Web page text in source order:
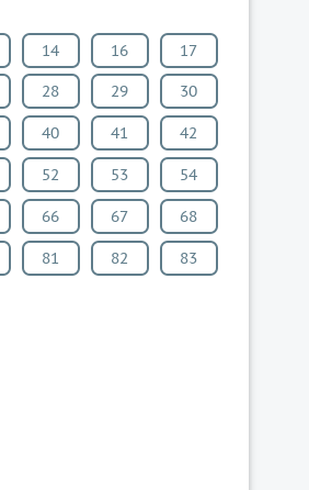
14 16 17
28 29 30
40 41 42
52 53 54
66 67 68
81 82 83